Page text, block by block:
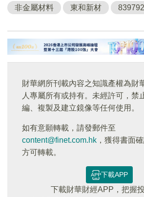
非金屬材料 東和新材
財華網所刊載內容之知識產權為財
人專屬所有或持有。未經許可，禁
編、複製及建立鏡像等任何使用。
如有意願轉載，請發郵件至
content@finet.com.hk ，獲得書面
方可轉載。
下載APP
下載財華財經APP，把握